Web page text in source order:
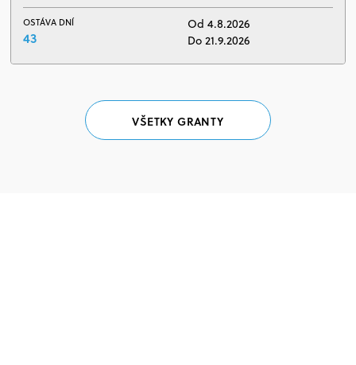
OSTÁVA DNÍ
43
Od 4.8.2026
Do 21.9.2026
VŠETKY GRANTY